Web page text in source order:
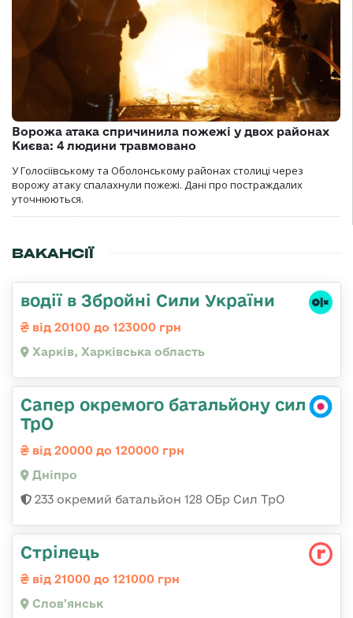
Ворожа атака спричинила пожежі у двох районах
Києва: 4 людини травмовано
У Голосіївському та Оболонському районах столиці через
ворожу атаку спалахнули пожежі. Дані про постраждалих
уточнюються.
ВАКАНСІЇ
водії в Збройні Сили України
від 20100 до 123000 грн
Харків, Харківська область
Сапер окремого батальйону сил
ТрО
від 20000 до 120000 грн
Дніпро
233 окремий батальйон 128 ОБр Сил ТрО
Стрілець
від 21000 до 121000 грн
Слов'янськ